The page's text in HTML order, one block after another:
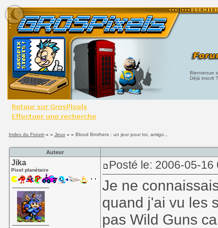
Bienvenue
Déjà inscrit
Index du Forum» » Jeux» » Blood Brothers : un jeur pour toi, amigo...
Auteur
Jika
Pixel planétaire Posté le: 2006-05-16
Je ne
quand j'ai vu les
pas Wild Guns